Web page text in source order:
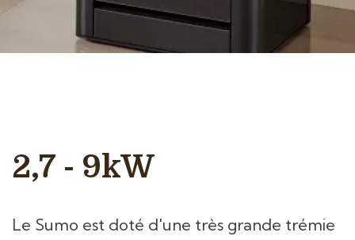
2,7 - 9kW
Le Sumo est doté d'une très grande trémie